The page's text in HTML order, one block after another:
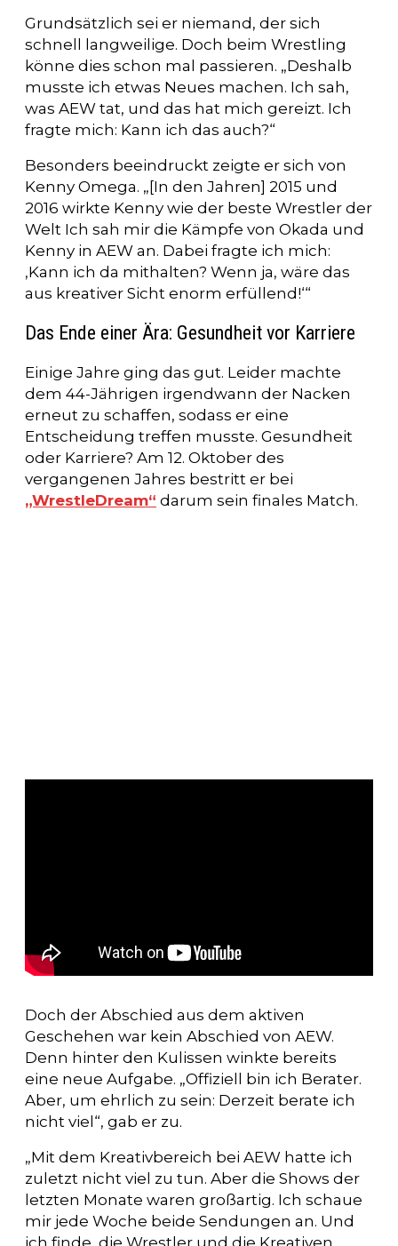
Grundsätzlich sei er niemand, der sich
schnell langweilige. Doch beim Wrestling
könne dies schon mal passieren. „Deshalb
musste ich etwas Neues machen. Ich sah,
was AEW tat, und das hat mich gereizt. Ich
fragte mich: Kann ich das auch?“
Besonders beeindruckt zeigte er sich von
Kenny Omega. „[In den Jahren] 2015 und
2016 wirkte Kenny wie der beste Wrestler der
Welt Ich sah mir die Kämpfe von Okada und
Kenny in AEW an. Dabei fragte ich mich:
‚Kann ich da mithalten? Wenn ja, wäre das
aus kreativer Sicht enorm erfüllend!‘“
Das Ende einer Ära: Gesundheit vor Karriere
Einige Jahre ging das gut. Leider machte
dem 44-Jährigen irgendwann der Nacken
erneut zu schaffen, sodass er eine
Entscheidung treffen musste. Gesundheit
oder Karriere? Am 12. Oktober des
vergangenen Jahres bestritt er bei
„WrestleDream“ darum sein finales Match.
Doch der Abschied aus dem aktiven
Geschehen war kein Abschied von AEW.
Denn hinter den Kulissen winkte bereits
eine neue Aufgabe. „Offiziell bin ich Berater.
Aber, um ehrlich zu sein: Derzeit berate ich
nicht viel“, gab er zu.
„Mit dem Kreativbereich bei AEW hatte ich
zuletzt nicht viel zu tun. Aber die Shows der
letzten Monate waren großartig. Ich schaue
mir jede Woche beide Sendungen an. Und
ich finde, die Wrestler und die Kreativen